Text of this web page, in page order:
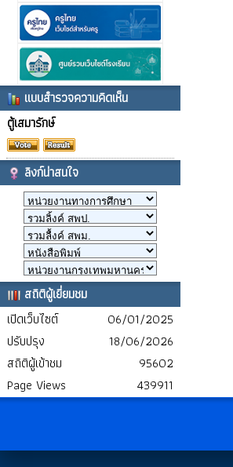
แบบสำรวจความคิดเห็น
ตู้เสมารักษ์
ลิงก์น่าสนใจ
สถิติผู้เยี่ยมชม
เปิดเว็บไซต์
06/01/2025
ปรับปรุง
18/06/2026
สถิติผู้เข้าชม
95602
Page Views
439911